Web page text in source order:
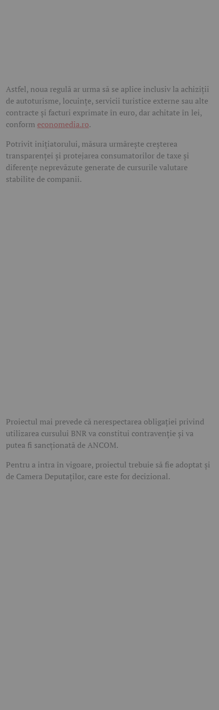
Astfel, noua regulă ar urma să se aplice inclusiv la achiziții
de autoturisme, locuințe, servicii turistice externe sau alte
contracte și facturi exprimate în euro, dar achitate în lei,
conform economedia.ro.
Potrivit inițiatorului, măsura urmărește creșterea
transparenței și protejarea consumatorilor de taxe și
diferențe neprevăzute generate de cursurile valutare
stabilite de companii.
Proiectul mai prevede că nerespectarea obligației privind
utilizarea cursului BNR va constitui contravenție și va
putea fi sancționată de ANCOM.
Pentru a intra în vigoare, proiectul trebuie să fie adoptat și
de Camera Deputaților, care este for decizional.